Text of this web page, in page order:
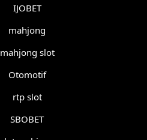
IJOBET
mahjong
mahjong slot
Otomotif
rtp slot
SBOBET